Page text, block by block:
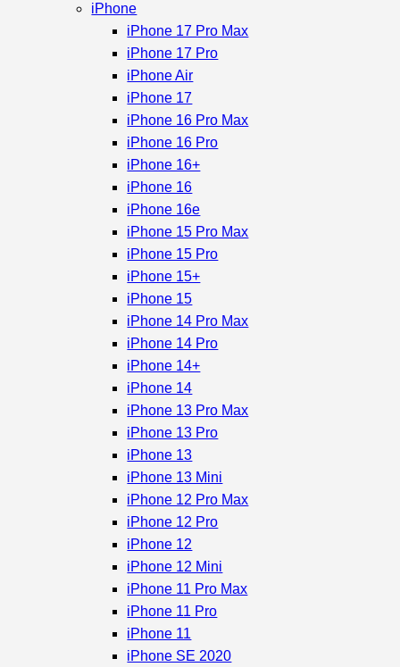
iPhone
iPhone 17 Pro Max
iPhone 17 Pro
iPhone Air
iPhone 17
iPhone 16 Pro Max
iPhone 16 Pro
iPhone 16+
iPhone 16
iPhone 16e
iPhone 15 Pro Max
iPhone 15 Pro
iPhone 15+
iPhone 15
iPhone 14 Pro Max
iPhone 14 Pro
iPhone 14+
iPhone 14
iPhone 13 Pro Max
iPhone 13 Pro
iPhone 13
iPhone 13 Mini
iPhone 12 Pro Max
iPhone 12 Pro
iPhone 12
iPhone 12 Mini
iPhone 11 Pro Max
iPhone 11 Pro
iPhone 11
iPhone SE 2020